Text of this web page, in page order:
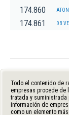
174.860
174.861 DB
Todo el contenido de
empresas procede de
tratada y suministrada
información de
como un elemento